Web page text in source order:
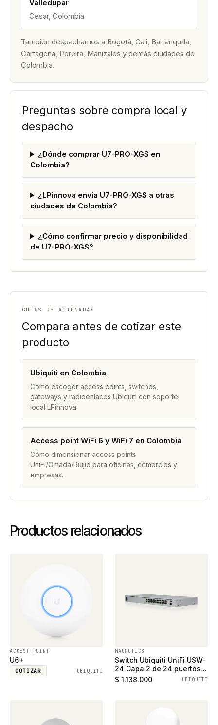
Valledupar
Cesar, Colombia
También despachamos a Bogotá, Cali, Barranquilla,
Cartagena, Pereira, Manizales y demás ciudades de
Colombia.
Preguntas sobre compra local y
despacho
¿Dónde comprar U7-PRO-XGS en
Colombia?
¿LPinnova envía U7-PRO-XGS a otras
ciudades de Colombia?
¿Cómo confirmar precio y disponibilidad
de U7-PRO-XGS?
GUÍAS RELACIONADAS
Compara antes de cotizar este
producto
Ubiquiti en Colombia
Cómo escoger access points, switches,
gateways y radioenlaces Ubiquiti con soporte
local LPinnova.
Access point WiFi 6 y WiFi 7 en Colombia
Cómo dimensionar access points
UniFi/Omada/Ruijie para oficinas, comercios y
empresas.
Productos relacionados
ACCEST POINT
U6+
COTIZAR UBIQUITI
MACROTICS
Switch Ubiquiti UniFi USW-
24 Capa 2 de 24 puertos
ethernet gigabit y 2
$ 1.138.000 UBIQUITI